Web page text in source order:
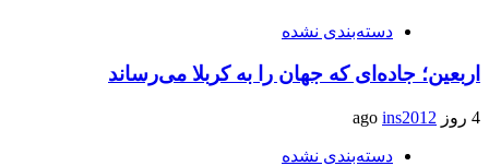
دسته‌بندی نشده
اربعین؛ جاده‌ای که جهان را به کربلا می‌رساند
4 روز ago ins2012
دسته‌بندی نشده